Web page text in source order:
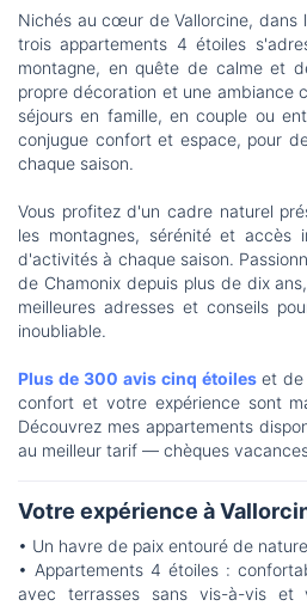
Nichés au cœur de Vallorcine, dans
trois appartements 4 étoiles
montagne, en quête de calme et
propre décoration et une ambiance
séjours en famille, en couple ou
conjugue confort et espace, pour
chaque saison.
Vous profitez d'un cadre naturel
les montagnes, sérénité et accès
d'activités à chaque saison.
de Chamonix depuis plus de dix
meilleures adresses et conseils
inoubliable.
Plus de 300 avis cinq étoileset de
confort et votre expérience sont
Découvrez mes appartements
au meilleur tarif — chèques
Votre expérience à
• Un havre de paix entouré de
• Appartements 4 étoiles :
avec terrasses sans vis-à-vis et